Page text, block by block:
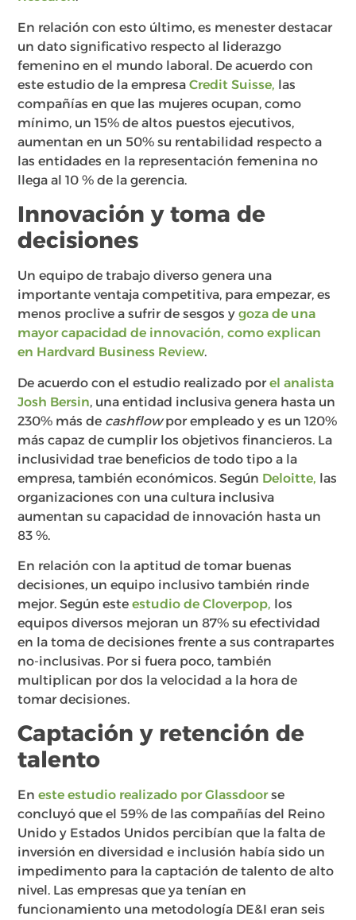
En relación con esto último, es menester destacar
un dato significativo respecto al liderazgo
femenino en el mundo laboral. De acuerdo con
este estudio de la empresaCredit Suisse, las
compañías en que las mujeres ocupan, como
mínimo, un 15% de altos puestos ejecutivos,
aumentan en un 50% su rentabilidad respecto a
las entidades en la representación femenina no
llega al 10 % de la gerencia.
Innovación y toma de
decisiones
Un equipo de trabajo diverso genera una
importante ventaja competitiva, para empezar, es
menos proclive a sufrir de sesgos ygoza de una
mayor capacidad de innovación, como explican
en Hardvard Business Review.
De acuerdo con el estudio realizado porel analista
Josh Bersin, una entidad inclusiva genera hasta un
230% más de cashflowpor empleado y es un 120%
más capaz de cumplir los objetivos financieros. La
inclusividad trae beneficios de todo tipo a la
empresa, también económicos. Según Deloitte, las
organizaciones con una cultura inclusiva
aumentan su capacidad de innovación hasta un
83 %.
En relación con la aptitud de tomar buenas
decisiones, un equipo inclusivo también rinde
mejor. Según esteestudio de Cloverpop, los
equipos diversos mejoran un 87% su efectividad
en la toma de decisiones frente a sus contrapartes
no-inclusivas. Por si fuera poco, también
multiplican por dos la velocidad a la hora de
tomar decisiones.
Captación y retención de
talento
Eneste estudio realizado por Glassdoorse
concluyó que el 59% de las compañías del Reino
Unido y Estados Unidos percibían que la falta de
inversión en diversidad e inclusión había sido un
impedimento para la captación de talento de alto
nivel. Las empresas que ya tenían en
funcionamiento una metodología DE&I eran seis